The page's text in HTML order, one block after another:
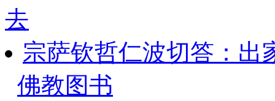
去
宗萨钦哲仁波切答：出
佛教图书